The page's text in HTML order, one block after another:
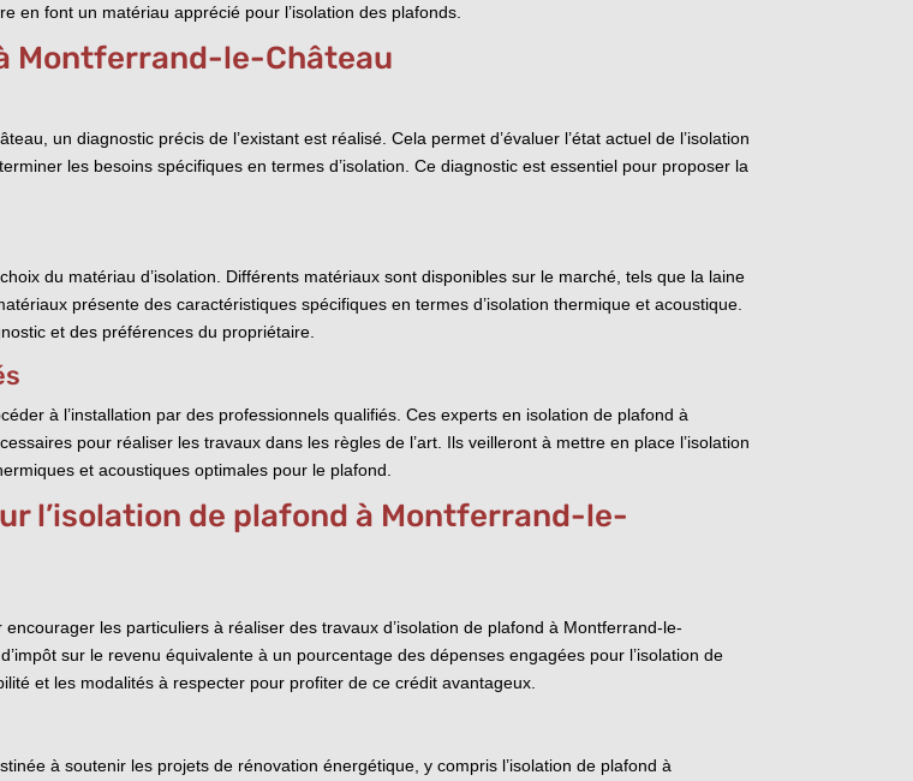
en font un matériau apprécié pour l’isolation des plafonds.
Montferrand-le-Château
un diagnostic précis de l’existant est réalisé. Cela permet d’évaluer l’état actuel de l’isolation
les besoins spécifiques en termes d’isolation. Ce diagnostic est essentiel pour proposer la
du matériau d’isolation. Différents matériaux sont disponibles sur le marché, tels que la laine
présente des caractéristiques spécifiques en termes d’isolation thermique et acoustique.
et des préférences du propriétaire.
à l’installation par des professionnels qualifiés. Ces experts en isolation de plafond à
pour réaliser les travaux dans les règles de l’art. Ils veilleront à mettre en place l’isolation
et acoustiques optimales pour le plafond.
l’isolation de plafond à Montferrand-le-
les particuliers à réaliser des travaux d’isolation de plafond à Montferrand-le-
sur le revenu équivalente à un pourcentage des dépenses engagées pour l’isolation de
et les modalités à respecter pour profiter de ce crédit avantageux.
à soutenir les projets de rénovation énergétique, y compris l’isolation de plafond à